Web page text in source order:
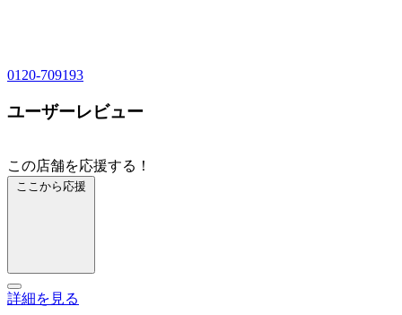
0120-709193
ユーザーレビュー
この店舗を応援する！
ここから応援
詳細を見る